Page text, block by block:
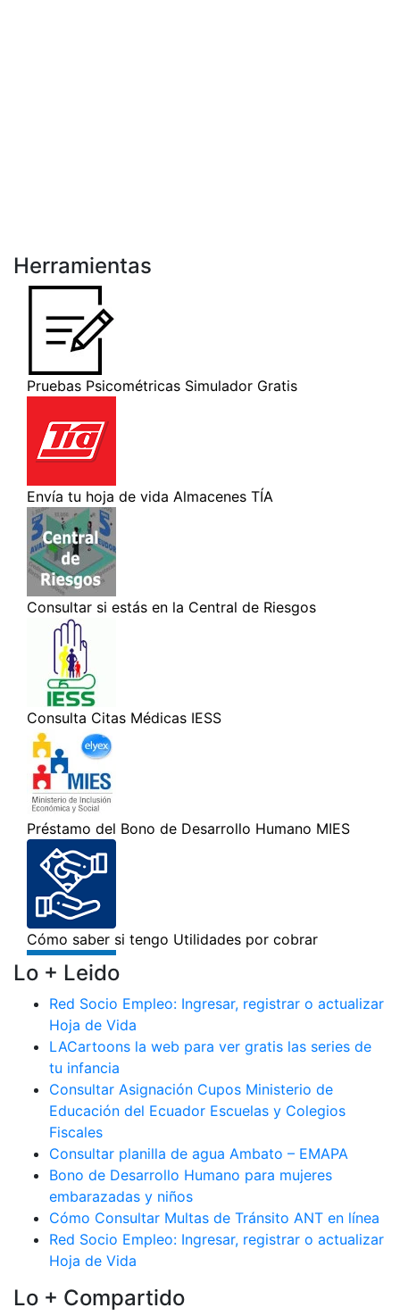
Herramientas
Lo + Leido
Red Socio Empleo: Ingresar, registrar o actualizar
Hoja de Vida
LACartoons la web para ver gratis las series de
tu infancia
Consultar Asignación Cupos Ministerio de
Educación del Ecuador Escuelas y Colegios
Fiscales
Consultar planilla de agua Ambato – EMAPA
Bono de Desarrollo Humano para mujeres
embarazadas y niños
Cómo Consultar Multas de Tránsito ANT en línea
Red Socio Empleo: Ingresar, registrar o actualizar
Hoja de Vida
Lo + Compartido